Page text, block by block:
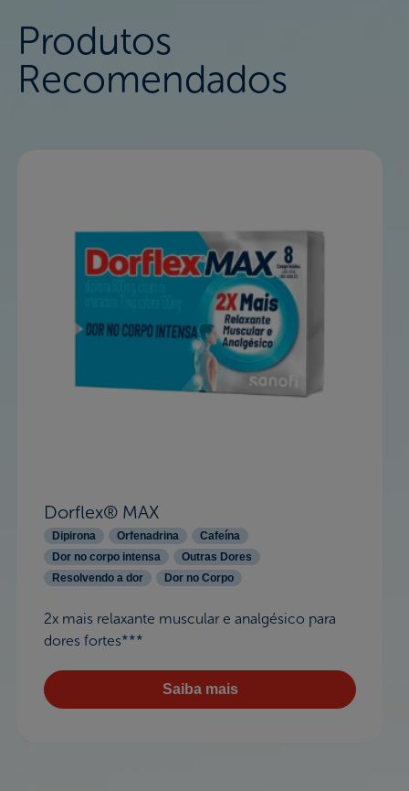
Produtos
Recomendados
Dorflex® MAX
Dipirona Orfenadrina
Cafeína
Dor no corpo intensa
Outras Dores
Resolvendo a dor
Dor no Corpo
2x mais relaxante muscular e analgésico para
dores fortes***
Saiba mais